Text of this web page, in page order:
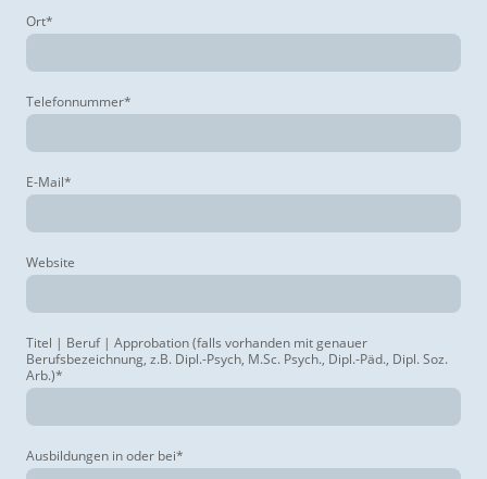
Ort*
Telefonnummer*
E-Mail*
Website
Titel | Beruf | Approbation (falls vorhanden mit genauer
Berufsbezeichnung, z.B. Dipl.-Psych, M.Sc. Psych., Dipl.-Päd., Dipl. Soz.
Arb.)*
Ausbildungen in oder bei*